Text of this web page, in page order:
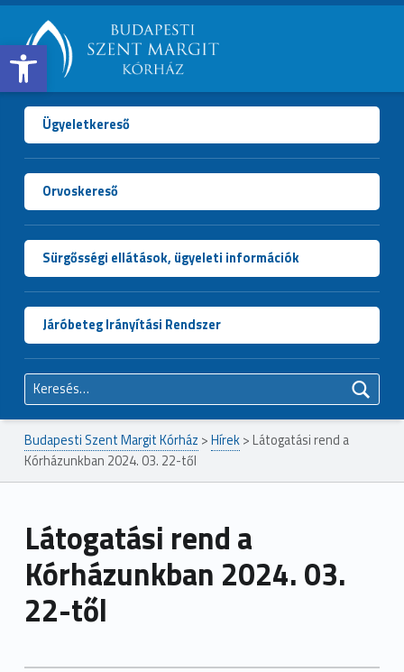
Open toolbar
BUDAPESTI
SZENT
MARGIT
KÓRHÁZ
Ügyeletkereső
Orvoskereső
Sürgősségi ellátások, ügyeleti információk
Járóbeteg Irányítási Rendszer
Keresés:
Budapesti Szent Margit Kórház >Hírek> Látogatási rend a
Kórházunkban 2024. 03. 22-től
Látogatási rend a
Kórházunkban 2024. 03.
22-től